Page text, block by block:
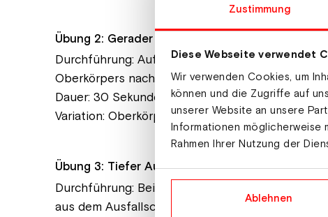
Zustimmung
Diese Webseite verwendet
Wir verwenden Cookies, um
können und die Zugriffe auf
unserer Website an unsere
Informationen möglicherweise
Rahmen Ihrer Nutzung der
Ablehnen
Übung 2: Gerader Rücken (Rückendreher)
Durchführung: Auf Stuhlkante sitzend,
Oberkörpers nach vorne strecken.
Dauer: 30 Sekunden halten.
Variation: Oberkörperrotation mit stabiler
Übung 3: Tiefer Ausfallschritt
Durchführung: Beidbeinig auf Sofa/Couch
aus dem Ausfallschritt zurück in Einbeinstand